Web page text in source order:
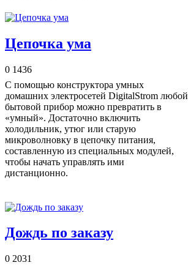
Цепочка ума
0 1436
С помощью конструктора умных
домашних электросетей DigitalStrom любой
бытовой прибор можно превратить в
«умный». Достаточно включить
холодильник, утюг или старую
микроволновку в цепочку питания,
составленную из специальных модулей,
чтобы начать управлять ими
дистанционно.
Дождь по заказу
0 2031